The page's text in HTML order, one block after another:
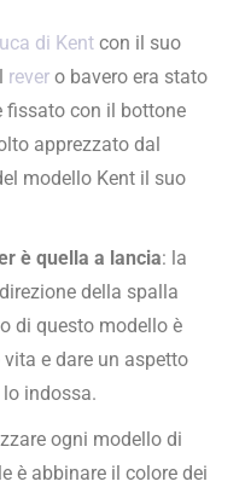
di Kent con il suo
rever o bavero era stato
fissato con il bottone
apprezzato dal
modello Kent il suo
è quella a lancia: la
della spalla
di questo modello è
e dare un aspetto
indossa.
ogni modello di
è abbinare il colore dei